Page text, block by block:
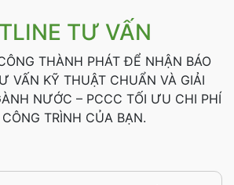
TƯ VẤN
THÀNH PHÁT ĐỂ NHẬN BÁO
VẤN KỸ THUẬT CHUẨN VÀ GIẢI
NƯỚC – PCCC TỐI ƯU CHI PHÍ
TRÌNH CỦA BẠN.